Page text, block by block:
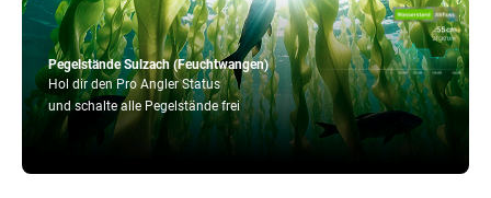
Pegelstände Sulzach (Feuchtwangen)
Hol dir den Pro Angler Status
und schalte alle Pegelstände frei